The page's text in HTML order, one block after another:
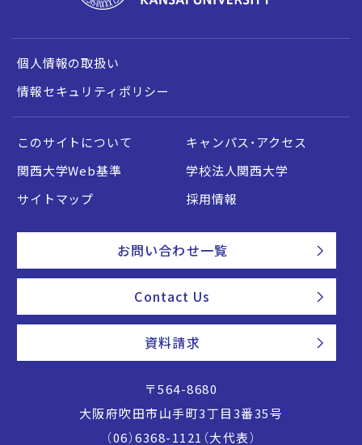
個人情報の取扱い
情報セキュリティポリシー
このサイトについて
キャンパス・アクセス
関西大学Web基準
学校法人関西大学
サイトマップ
採用情報
お問い合わせ一覧
Contact Us
資料請求
〒564-8680
大阪府吹田市山手町3丁目3番35号
（06）6368-1121（大代表）